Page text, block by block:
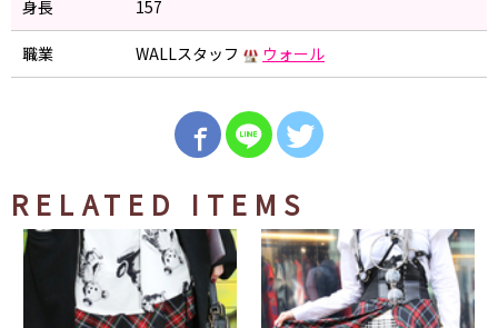
身長 157
職業 WALLスタッフ ウォール
RELATED ITEMS